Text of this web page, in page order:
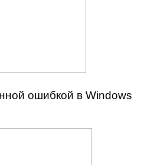
ошибкой в Windows